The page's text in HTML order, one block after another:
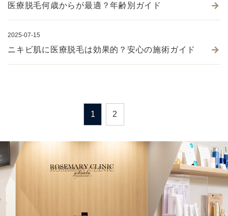
医療脱毛何歳からが最適？年齢別ガイド
2025-07-15
ニキビ肌に医療脱毛は効果的？安心の施術ガイド
1 2